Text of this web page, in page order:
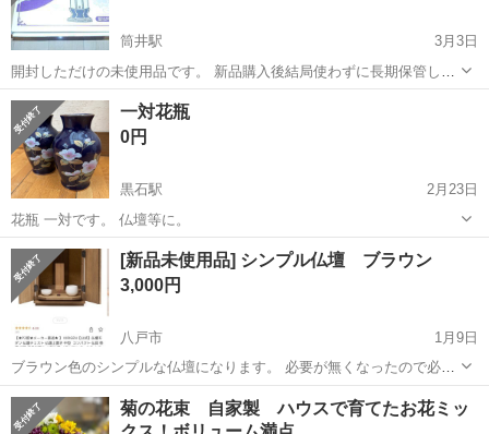
筒井駅
3月3日
開封しただけの未使用品です。 新品購入後結局使わずに長期保管して
いたものです。
青森 青森市 筒井駅
一対花瓶
0円
黒石駅
2月23日
花瓶 一対です。 仏壇等に。
青森 黒石市 黒石駅 冠婚葬祭 仏壇
[新品未使用品] シンプル仏壇 ブラウン
3,000円
八戸市
1月9日
ブラウン色のシンプルな仏壇になります。 必要が無くなったので必要
な方にお譲りします。 新品未使用で箱に入れたままですが、箱に破れ
があるので、他の箱に入れ直してお譲りします。 箱無しでも良い方は
青森 八戸市 冠婚葬祭 仏壇
菊の花束 自家製 ハウスで育てたお花ミッ